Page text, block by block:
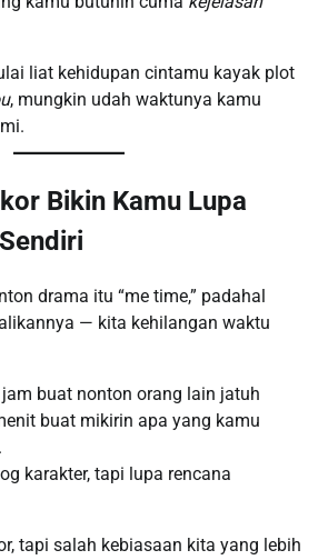
liat kehidupan cintamu kayak plot
, mungkin udah waktunya kamu
Bikin Kamu Lupa
drama itu “me time,” padahal
— kita kehilangan waktu
buat nonton orang lain jatuh
buat mikirin apa yang kamu
karakter, tapi lupa rencana
tapi salah kebiasaan kita yang lebih